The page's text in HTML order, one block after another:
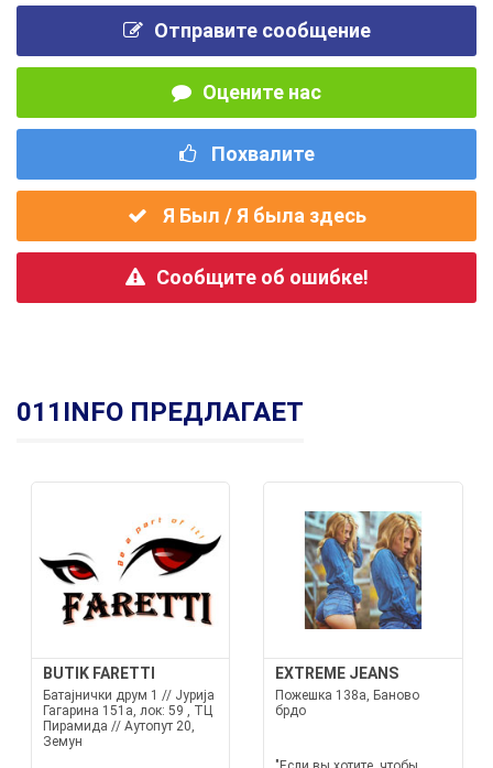
Отправите сообщение
Оцените нас
Похвалите
Я Был / Я была здесь
Сообщите об ошибке!
011INFO ПРЕДЛАГАЕТ
BUTIK FARETTI
Батајнички друм 1 // Јурија
Гагарина 151а, лок: 59 , ТЦ
Пирамида // Аутопут 20,
Земун
EXTREME JEANS
Пожешка 138а, Баново
брдо